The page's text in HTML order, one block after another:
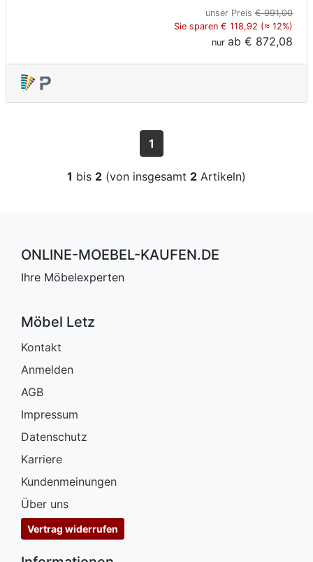
unser Preis € 991,00
Sie sparen € 118,92 (≈ 12%)
nur ab € 872,08
1
1 bis 2 (von insgesamt 2 Artikeln)
ONLINE-MOEBEL-KAUFEN.DE
Ihre Möbelexperten
Möbel Letz
Kontakt
Anmelden
AGB
Impressum
Datenschutz
Karriere
Kundenmeinungen
Über uns
Vertrag widerrufen